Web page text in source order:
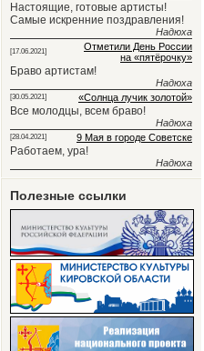
Настоящие, готовые артисты!
Самые искренние поздравления!
Надюха
[17.06.2021]
Отметили День России
на «пятёрочку»
Браво артистам!
Надюха
[30.05.2021] «Солнца лучик золотой»
Все молодцы, всем браво!
Надюха
[28.04.2021] 9 Мая в городе Советске
Работаем, ура!
Надюха
Полезные ссылки